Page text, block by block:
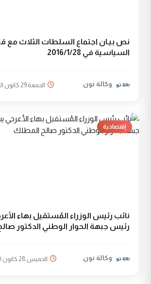
نص بيـان اجتماع السلطات الثلاث مع
السياسية في 2016/1/28
وكالة نون الجمعة 29 كانون الثاني 2016
إقتصادية
نائب رئيس الوزراء المُستقيل بهاء
رئيس جبهة الحوار الوطني الدكتور
وكالة نون الخميس 28 كانون الثاني 2016